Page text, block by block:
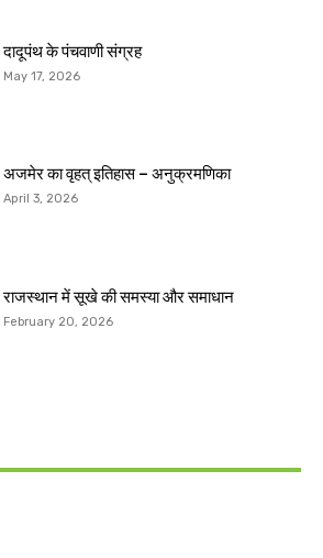
दादूपंथ के पंचवाणी संग्रह
May 17, 2026
अजमेर का वृहत् इतिहास – अनुक्रमणिका
April 3, 2026
राजस्थान में सूखे की समस्या और समाधान
February 20, 2026